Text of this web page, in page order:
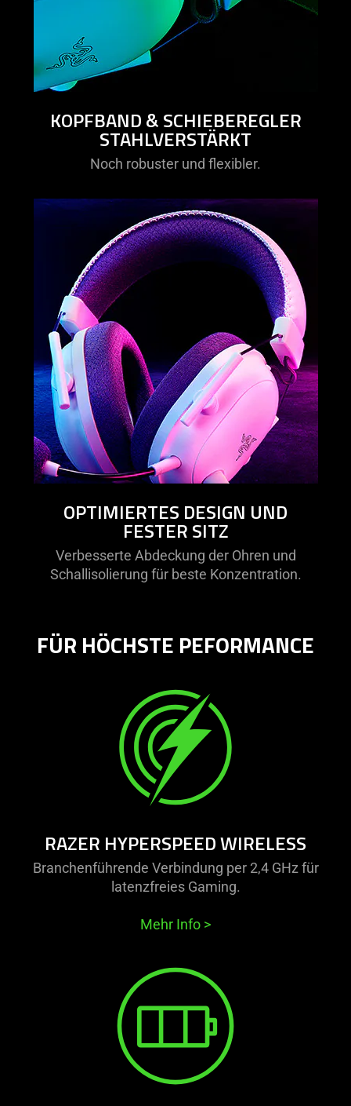
KOPFBAND & SCHIEBEREGLER
STAHLVERSTÄRKT
Noch robuster und flexibler.
OPTIMIERTES DESIGN UND
FESTER SITZ
Verbesserte Abdeckung der Ohren und
Schallisolierung für beste Konzentration.
FÜR HÖCHSTE PEFORMANCE
RAZER HYPERSPEED WIRELESS
Branchenführende Verbindung per 2,4 GHz für
latenzfreies Gaming.
Mehr Info >